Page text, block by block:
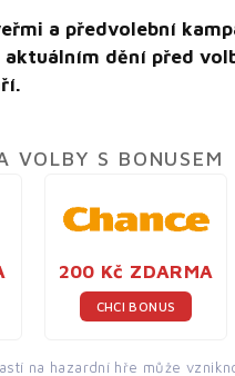
a předvolební
dění před
VOLBY S BONUSEM
200 Kč ZDARMA
CHCI BONUS
na hazardní hře může